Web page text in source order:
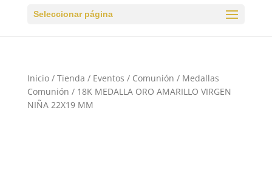
Seleccionar página
Inicio/ Tienda / Eventos / Comunión / Medallas
Comunión / 18K MEDALLA ORO AMARILLO VIRGEN
NIÑA 22X19 MM